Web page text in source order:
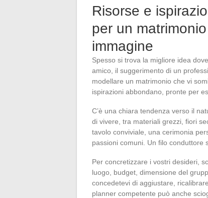
Risorse e
per un
immagine
Spesso si trova la migliore idea
amico, il suggerimento di un
modellare un matrimonio che vi
ispirazioni abbondano, pronte per
C’è una chiara tendenza verso il
di vivere, tra materiali grezzi, fiori
tavolo conviviale, una cerimonia
passioni comuni. Un filo conduttore
Per concretizzare i vostri desideri,
luogo, budget, dimensione del
concedetevi di aggiustare,
planner competente può anche